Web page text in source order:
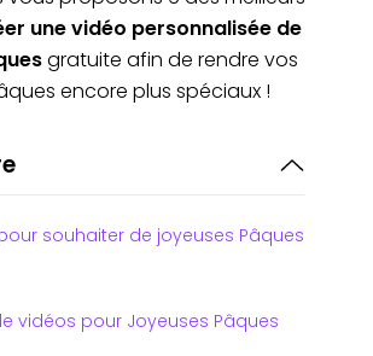
une vidéo personnalisée de
gratuite afin de rendre vos
encore plus spéciaux !
souhaiter de joyeuses Pâques
vidéos pour Joyeuses Pâques